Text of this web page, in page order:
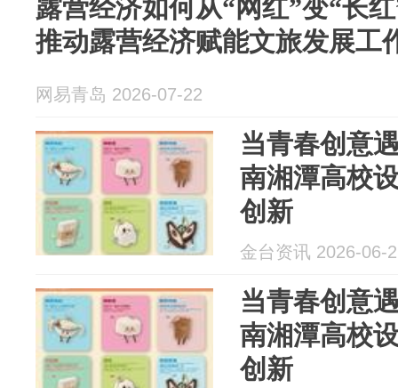
露营经济如何从“网红”变“长红”？ ——黄
推动露营经济赋能文旅发展工
网易青岛 2026-07-22
当青春创意
南湘潭高校
创新
金台资讯 2026-06-
当青春创意
南湘潭高校
创新